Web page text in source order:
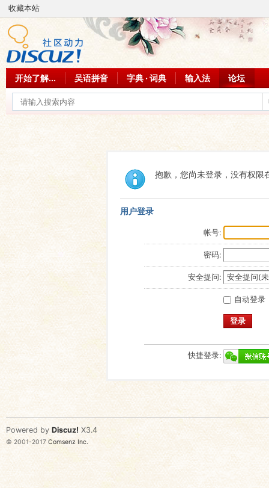
收藏本站
开始了解... 吴语拼音 字典 · 词典 输入法 论坛
抱歉，您尚未登录，没有权限
用户登录
帐号:
密码:
安全提问:
自动登录
登录
快捷登录:
Powered by Discuz! X3.4
© 2001-2017 Comsenz Inc.